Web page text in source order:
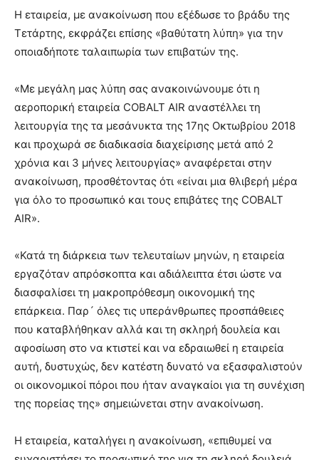
Η εταιρεία, με ανακοίνωση που εξέδωσε το βράδυ της
Τετάρτης, εκφράζει επίσης «βαθύτατη λύπη» για την
οποιαδήποτε ταλαιπωρία των επιβατών της.
«Με μεγάλη μας λύπη σας ανακοινώνουμε ότι η
αεροπορική εταιρεία COBALT AIR αναστέλλει τη
λειτουργία της τα μεσάνυκτα της 17ης Οκτωβρίου 2018
και προχωρά σε διαδικασία διαχείρισης μετά από 2
χρόνια και 3 μήνες λειτουργίας» αναφέρεται στην
ανακοίνωση, προσθέτοντας ότι «είναι μια θλιβερή μέρα
για όλο το προσωπικό και τους επιβάτες της COBALT
AIR».
«Κατά τη διάρκεια των τελευταίων μηνών, η εταιρεία
εργαζόταν απρόσκοπτα και αδιάλειπτα έτσι ώστε να
διασφαλίσει τη μακροπρόθεσμη οικονομική της
επάρκεια. Παρ´ όλες τις υπεράνθρωπες προσπάθειες
που καταβλήθηκαν αλλά και τη σκληρή δουλεία και
αφοσίωση στο να κτιστεί και να εδραιωθεί η εταιρεία
αυτή, δυστυχώς, δεν κατέστη δυνατό να εξασφαλιστούν
οι οικονομικοί πόροι που ήταν αναγκαίοι για τη συνέχιση
της πορείας της» σημειώνεται στην ανακοίνωση.
Η εταιρεία, καταλήγει η ανακοίνωση, «επιθυμεί να